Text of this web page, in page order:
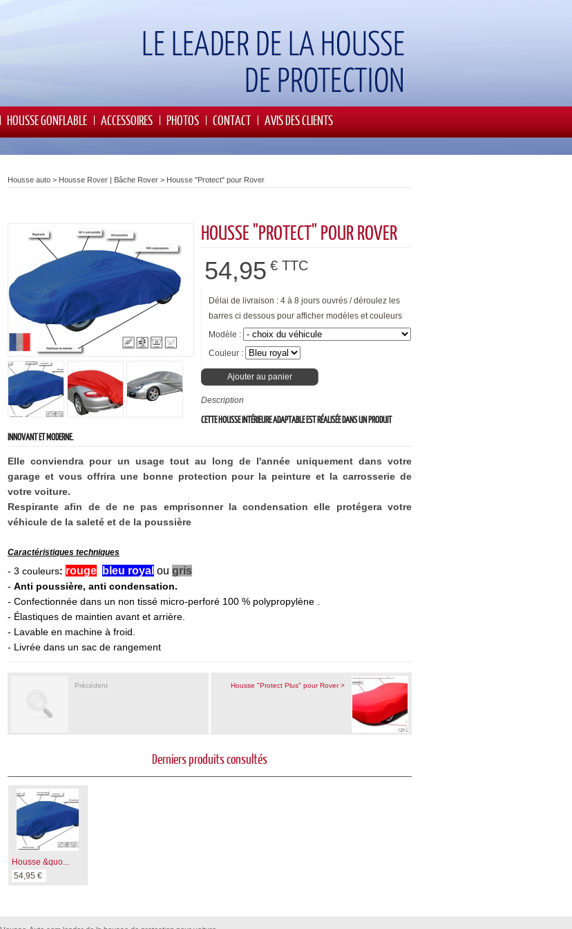
HOUSSE GONFLABLE ACCESSOIRES PHOTOS CONTACT AVIS DES CLIENTS
Housse auto > Housse Rover | Bâche Rover > Housse "Protect" pour Rover
HOUSSE "PROTECT" POUR ROVER
54,95 € TTC
Délai de livraison : 4 à 8 jours ouvrés / déroulez les
barres ci dessous pour afficher modèles et couleurs
Modèle :
Couleur :
Ajouter au panier
Description
CETTE HOUSSE INTÉRIEURE ADAPTABLE EST RÉALISÉE DANS UN PRODUIT
INNOVANT ET MODERNE.
Elle conviendra pour un usage tout au long de l'année uniquement dans votre
garage et vous offrira une bonne protection pour la peinture et la carrosserie de
votre voiture.
Respirante afin de de ne pas emprisonner la condensation elle protégera votre
véhicule de la saleté et de la poussière
Caractéristiques techniques
- 3 couleurs: rouge bleu royal ou gris
- Anti poussière, anti condensation.
- Confectionnée dans un non tissé micro-perforé 100 % polypropylène .
- Élastiques de maintien avant et arrière.
- Lavable en machine à froid.
- Livrée dans un sac de rangement
Précédent Housse "Protect Plus" pour Rover >
Derniers produits consultés
Housse &quo...
54,95 €